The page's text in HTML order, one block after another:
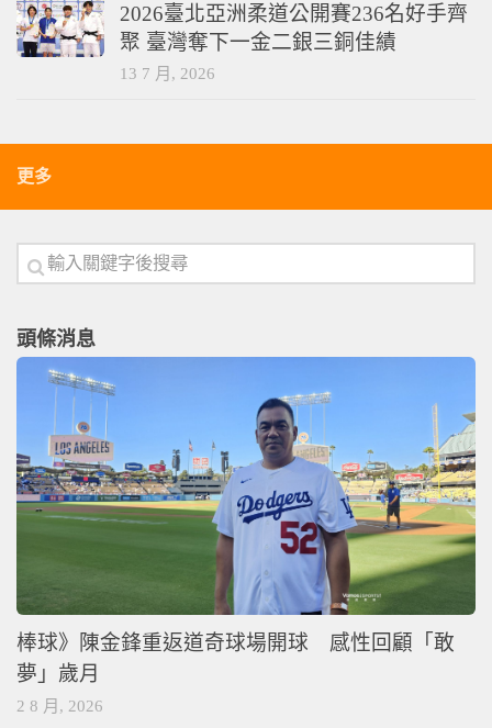
2026臺北亞洲柔道公開賽236名好手齊
聚 臺灣奪下一金二銀三銅佳績
13 7 月, 2026
更多
頭條消息
棒球》陳金鋒重返道奇球場開球 感性回顧「敢
夢」歲月
2 8 月, 2026